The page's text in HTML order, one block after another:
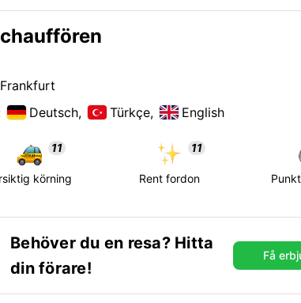
Frankfurt
Deutsch, Türkçe, English
11
körning
11
Rent fordon
Behöver du en resa? Hitta
din förare!
Få